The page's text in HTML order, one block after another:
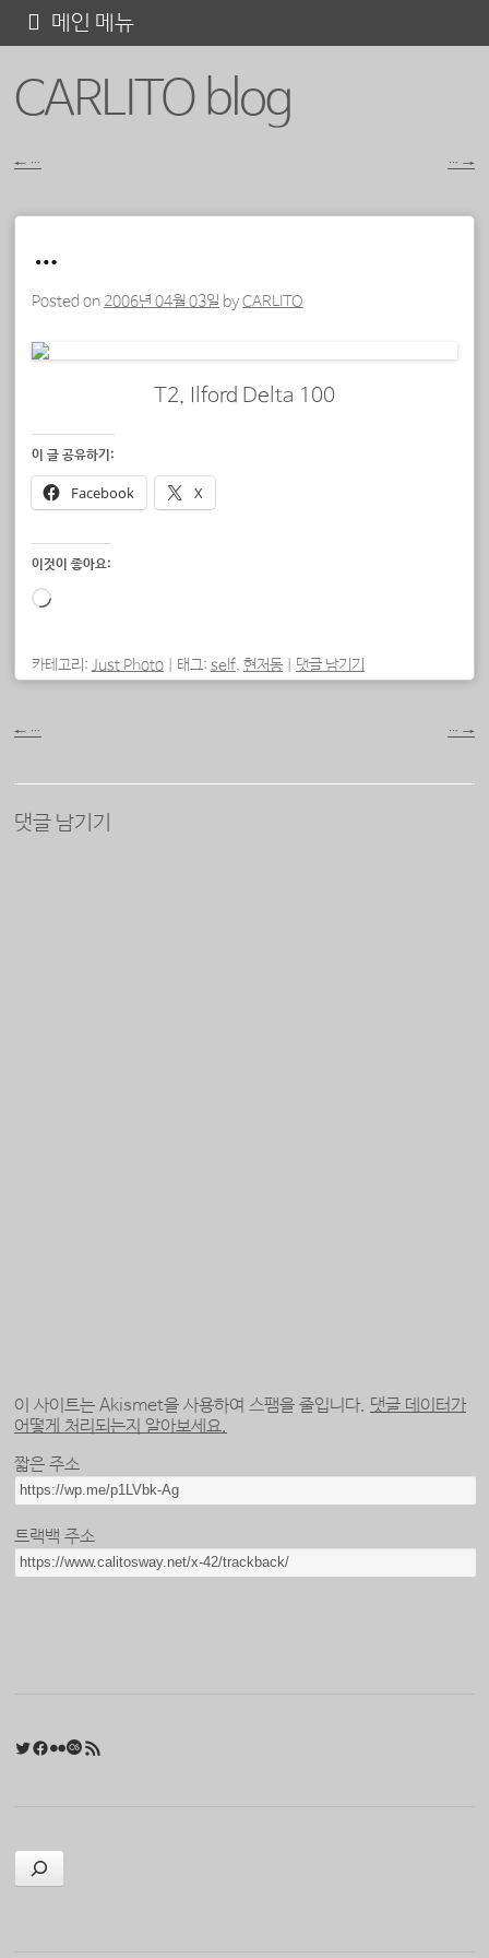
CARLITO blog
메인 메뉴
텐
← … … →
…
Posted on 2006년 04월 03일 byCARLITO
T2, Ilford Delta 100
이 글 공유하기:
Facebook X
이것이 좋아요:
로
중...
카테고리: Just Photo 태그: self, 현저동 댓글 남기기
← … … →
댓글 남기기
이 사이트는 Akismet을 사용하여 스팸을 줄입니다. 댓글 데이터가
어떻게 처리되는지 알아보세요.
짧은 주소
트랙백 주소
Twitter
Facebook
FlickrLast.fm
검색